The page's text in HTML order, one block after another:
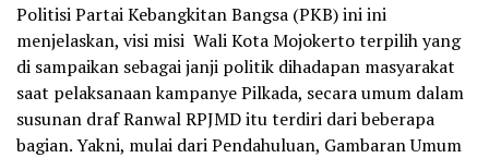
Politisi Partai Kebangkitan Bangsa (PKB) ini ini
menjelaskan, visi misi Wali Kota Mojokerto terpilih yang
di sampaikan sebagai janji politik dihadapan masyarakat
saat pelaksanaan kampanye Pilkada, secara umum dalam
susunan draf Ranwal RPJMD itu terdiri dari beberapa
bagian. Yakni, mulai dari Pendahuluan, Gambaran Umum